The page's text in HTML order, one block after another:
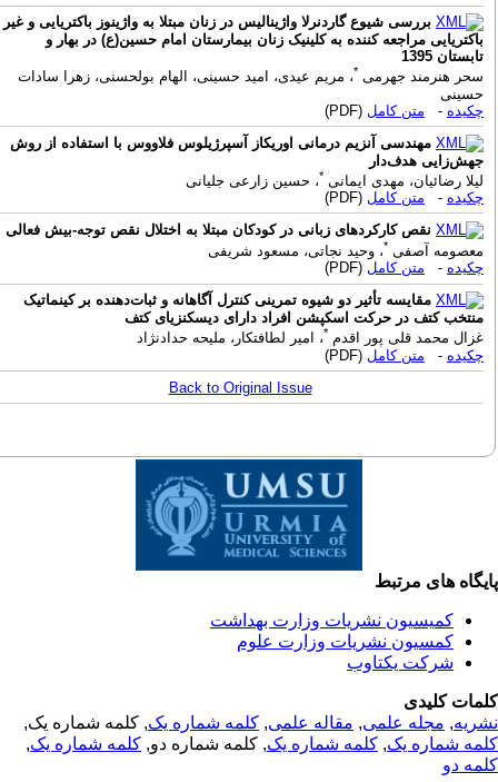
بررسی شیوع گاردنرلا واژینالیس در زنان مبتلا به واژینوز باکتریایی و غیر
باکتریایی مراجعه کننده به کلینیک زنان بیمارستان امام حسین(ع) در بهار و
تابستان 1395
سحر هنرمند جهرمی ، مریم عیدی، امید حسینی، الهام بولحسنی، زهرا سادات
حسینی
چکیده -متن کامل(PDF)
مهندسی آنزیم درمانی اوریکاز آسپرژیلوس فلاووس با استفاده از روش
جهش‌زایی هدف‌دار
لیلا رضائیان، مهدی ایمانی ، حسین زارعی جلیانی
چکیده -متن کامل(PDF)
نقص کارکردهای زبانی در کودکان مبتلا به اختلال نقص توجه-بیش فعالی
معصومه آصفی ، وحید نجاتی، مسعود شریفی
چکیده -متن کامل(PDF)
مقایسه تأثیر دو شیوه تمرینی کنترل آگاهانه و ثبات‌دهنده بر کینماتیک
منتخب کتف در حرکت اسکپشن افراد دارای دیسکنزیای کتف
غزال محمد قلی پور اقدم ، امیر لطافتکار، ملیحه حدادنژاد
چکیده -متن کامل(PDF)
Back to Original Issue
های مرتبط
کمیسیون نشریات وزارت بهداشت
کمسیون نشریات وزارت علوم
شرکت یکتاوب
کلیدی
,مجله علمی, مقاله علمی, کلمه شماره یک, کلمه شماره یک,
شماره یک,کلمه شماره یک, کلمه شماره دو,کلمه شماره یک,
دو